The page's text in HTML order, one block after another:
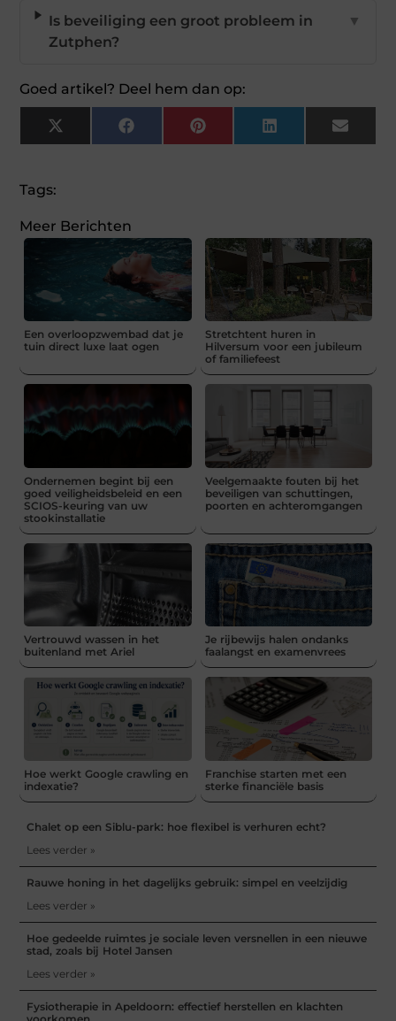
Is beveiliging een groot probleem in
Zutphen?
▼
Goed artikel? Deel hem dan op:
X
(Twitter)
FacebookPinterestLinkedIn Email
Tags:
Meer Berichten
Een overloopzwembad dat je
tuin direct luxe laat ogen
Stretchtent huren in
Hilversum voor een jubileum
of familiefeest
Ondernemen begint bij een
goed veiligheidsbeleid en een
SCIOS-keuring van uw
stookinstallatie
Veelgemaakte fouten bij het
beveiligen van schuttingen,
poorten en achteromgangen
Vertrouwd wassen in het
buitenland met Ariel
Je rijbewijs halen ondanks
faalangst en examenvrees
Hoe werkt Google crawling en
indexatie?
Franchise starten met een
sterke financiële basis
Chalet op een Siblu-park: hoe flexibel is verhuren echt?
Lees verder »
Rauwe honing in het dagelijks gebruik: simpel en veelzijdig
Lees verder »
Hoe gedeelde ruimtes je sociale leven versnellen in een nieuwe
stad, zoals bij Hotel Jansen
Lees verder »
Fysiotherapie in Apeldoorn: effectief herstellen en klachten